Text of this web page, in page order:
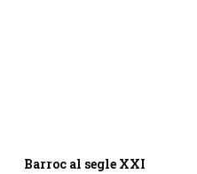
Barroc al segle XXI